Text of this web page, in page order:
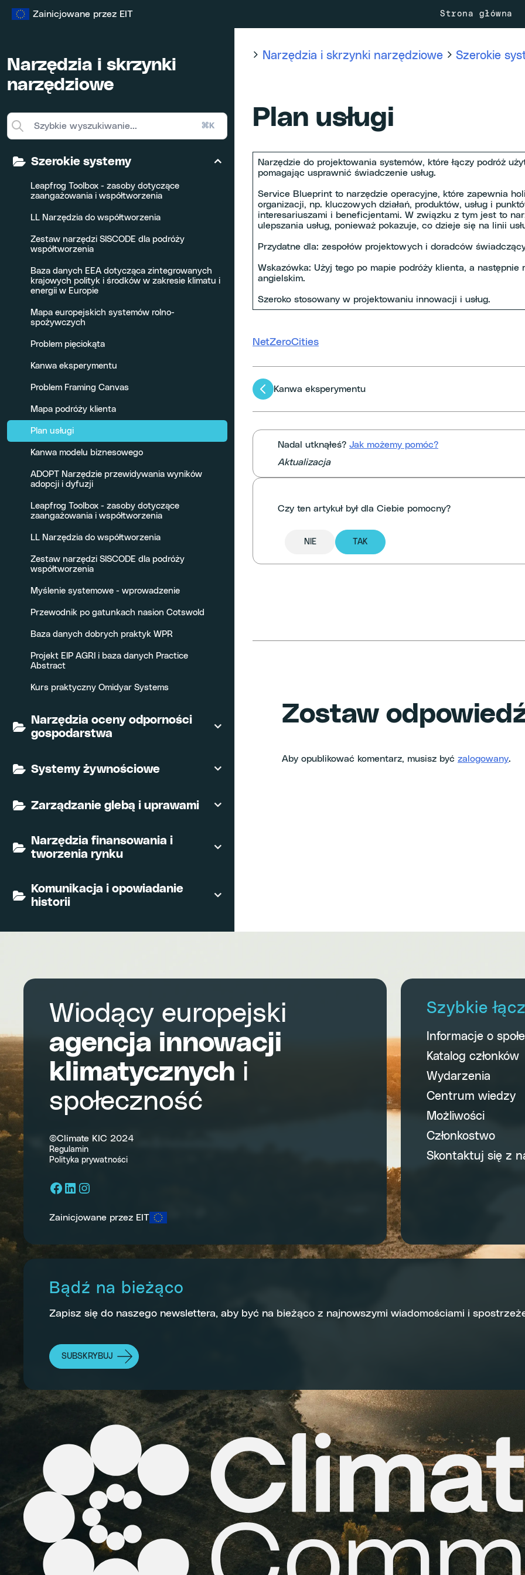
Zainicjowane przez EIT Strona główna
Narzędzia i skrzynki
narzędziowe
⌘K
Szerokie systemy
Leapfrog Toolbox - zasoby dotyczące
zaangażowania i współtworzenia
LL Narzędzia do współtworzenia
Zestaw narzędzi SISCODE dla podróży
współtworzenia
Baza danych EEA dotycząca zintegrowanych
krajowych polityk i środków w zakresie klimatu i
energii w Europie
Mapa europejskich systemów rolno-
spożywczych
Problem pięciokąta
Kanwa eksperymentu
Problem Framing Canvas
Mapa podróży klienta
Plan usługi
Kanwa modelu biznesowego
ADOPT Narzędzie przewidywania wyników
adopcji i dyfuzji
Leapfrog Toolbox - zasoby dotyczące
zaangażowania i współtworzenia
LL Narzędzia do współtworzenia
Zestaw narzędzi SISCODE dla podróży
współtworzenia
Myślenie systemowe - wprowadzenie
Przewodnik po gatunkach nasion Cotswold
Baza danych dobrych praktyk WPR
Projekt EIP AGRI i baza danych Practice
Abstract
Kurs praktyczny Omidyar Systems
Narzędzia oceny odporności
gospodarstwa
Systemy żywnościowe
Zarządzanie glebą i uprawami
Narzędzia finansowania i
tworzenia rynku
Komunikacja i opowiadanie
historii
Narzędzia i skrzynki narzędziowe Szerokie
Plan usługi
Narzędzie do projektowania systemów, które łączy podróż
pomagając usprawnić świadczenie usług.
Service Blueprint to narzędzie operacyjne, które zapewnia
organizacji, np. kluczowych działań, produktów, usług i
interesariuszami i beneficjentami. W związku z tym jest to
ulepszania usług, ponieważ pokazuje, co dzieje się na linii
Przydatne dla: zespołów projektowych i doradców
Wskazówka: Użyj tego po mapie podróży klienta, a
angielskim.
Szeroko stosowany w projektowaniu innowacji i usług.
NetZeroCities
Nawigacja
po
artykułach
Kanwa eksperymentu
Nadal utknąłeś? Jak możemy pomóc?
Aktualizacja
Czy ten artykuł był dla Ciebie pomocny?
NIE TAK
Zostaw
Aby opublikować komentarz, musisz być zalogowany.
Wiodący europejski
agencja innowacji
klimatycznych i
społeczność
©Climate KIC 2024
Regulamin
Polityka prywatności
Facebook
LinkedIn
Instagram
Zainicjowane przez EIT
Szybkie
Informacje o
Katalog członków
Wydarzenia
Centrum wiedzy
Możliwości
Członkostwo
Skontaktuj się z
Bądź na bieżąco
Zapisz się do naszego newslettera, aby być na bieżąco z najnowszymi wiadomościami i
SUBSKRYBUJ